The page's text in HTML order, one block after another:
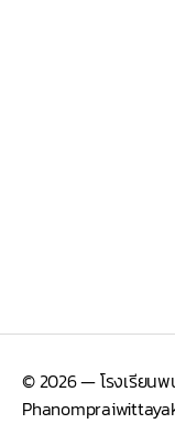
© 2026— โรงเรียน